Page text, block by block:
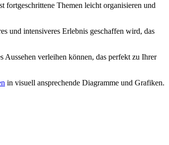
fortgeschrittene Themen leicht organisieren und
und intensiveres Erlebnis geschaffen wird, das
verleihen können, das perfekt zu Ihrer
in visuell ansprechende Diagramme und Grafiken.